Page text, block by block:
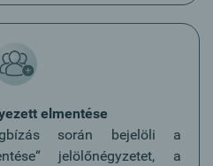
elmentése
során bejelöli a
jelölőnégyzetet, a